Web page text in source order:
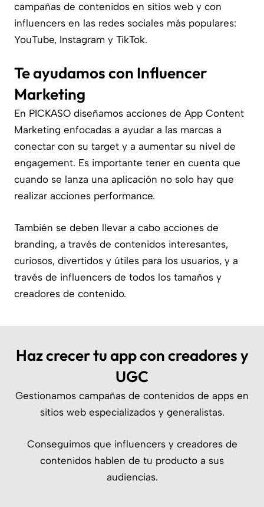
campañas de contenidos en sitios web y con
influencers en las redes sociales más populares:
YouTube, Instagram y TikTok.
Te ayudamos con Influencer
Marketing​
En PICKASO diseñamos acciones de App Content
Marketing enfocadas a ayudar a las marcas a
conectar con su target y a aumentar su nivel de
engagement. Es importante tener en cuenta que
cuando se lanza una aplicación no solo hay que
realizar acciones performance.
También se deben llevar a cabo acciones de
branding, a través de contenidos interesantes,
curiosos, divertidos y útiles para los usuarios, y a
través de influencers de todos los tamaños y
creadores de contenido.
Haz crecer tu app con creadores y
UGC
Gestionamos campañas de contenidos de apps en
sitios web especializados y generalistas.
Conseguimos que influencers y creadores de
contenidos hablen de tu producto a sus
audiencias.